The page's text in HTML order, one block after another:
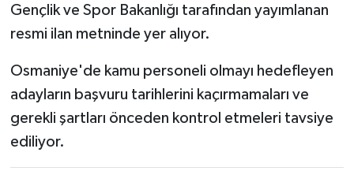
Gençlik ve Spor Bakanlığı tarafından yayımlanan
resmi ilan metninde yer alıyor.
Osmaniye'de kamu personeli olmayı hedefleyen
adayların başvuru tarihlerini kaçırmamaları ve
gerekli şartları önceden kontrol etmeleri tavsiye
ediliyor.